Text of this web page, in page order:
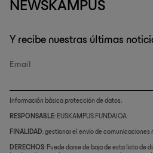
NEWSKAMPUS
Y recibe nuestras últimas
Email
Información básica protección de datos:
RESPONSABLE: EUSKAMPUS FUNDAIOA
FINALIDAD: gestionar el envío de comunicaciones
DERECHOS: Puede darse de baja de esta lista de